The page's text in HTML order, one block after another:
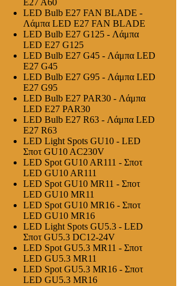
E27 A60
LED Bulb E27 FAN BLADE -
Λάμπα LED E27 FAN BLADE
LED Bulb E27 G125 - Λάμπα
LED E27 G125
LED Bulb E27 G45 - Λάμπα LED
E27 G45
LED Bulb E27 G95 - Λάμπα LED
E27 G95
LED Bulb E27 PAR30 - Λάμπα
LED E27 PAR30
LED Bulb E27 R63 - Λάμπα LED
E27 R63
LED Light Spots GU10 - LED
Σποτ GU10 AC230V
LED Spot GU10 AR111 - Σποτ
LED GU10 AR111
LED Spot GU10 MR11 - Σποτ
LED GU10 MR11
LED Spot GU10 MR16 - Σποτ
LED GU10 MR16
LED Light Spots GU5.3 - LED
Σποτ GU5.3 DC12-24V
LED Spot GU5.3 MR11 - Σποτ
LED GU5.3 MR11
LED Spot GU5.3 MR16 - Σποτ
LED GU5.3 MR16